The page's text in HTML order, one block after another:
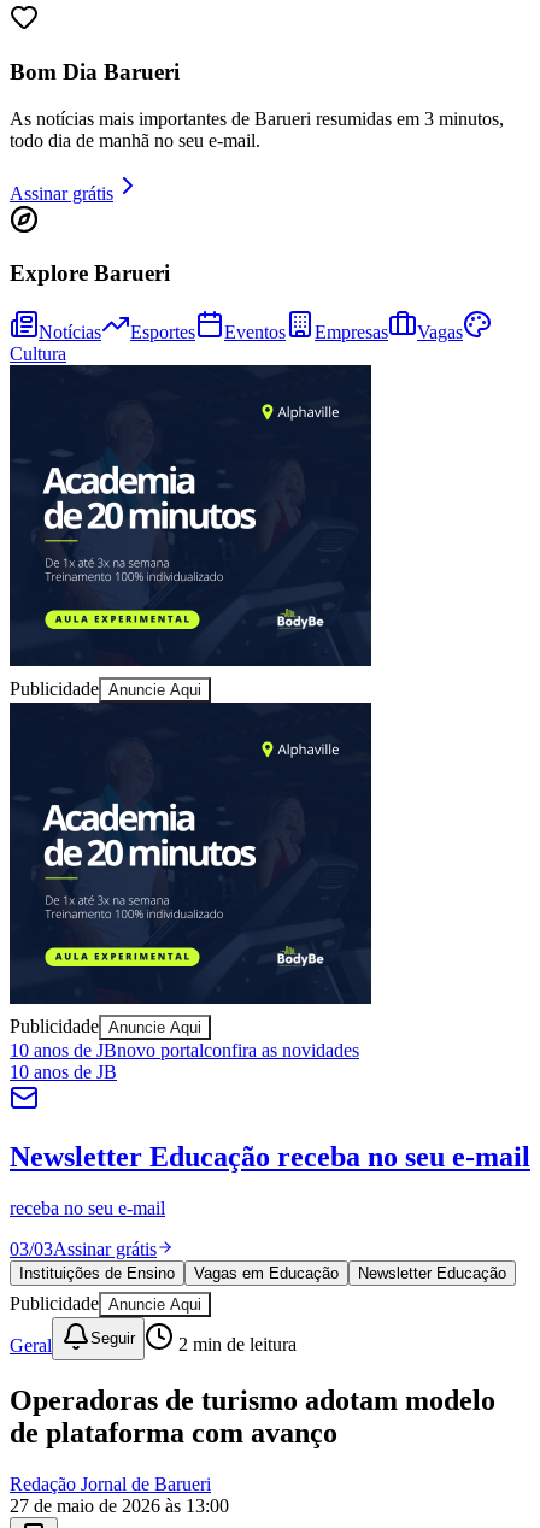
Juventude
Bom Dia Barueri
As notícias mais importantes de Barueri resumidas em 3 minutos,
todo dia de manhã no seu e-mail.
Assinar grátis
Explore Barueri
Notícias Esportes Eventos Empresas
Vagas
Cultura
Publicidade Anuncie Aqui
Publicidade Anuncie Aqui